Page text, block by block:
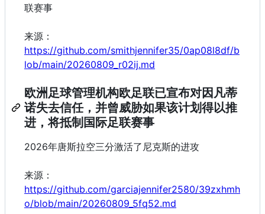
联赛事
来源：
https://github.com/smithjennifer35/0ap08l8df/b
lob/main/20260809_r02ij.md
欧洲足球管理机构欧足联已宣布对因凡蒂
诺失去信任，并曾威胁如果该计划得以推
进，将抵制国际足联赛事
2026年唐斯拉空三分激活了尼克斯的进攻
来源：
https://github.com/garciajennifer2580/39zxhmh
o/blob/main/20260809_5fq52.md